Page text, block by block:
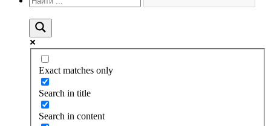
Exact matches only
Search in title
Search in content